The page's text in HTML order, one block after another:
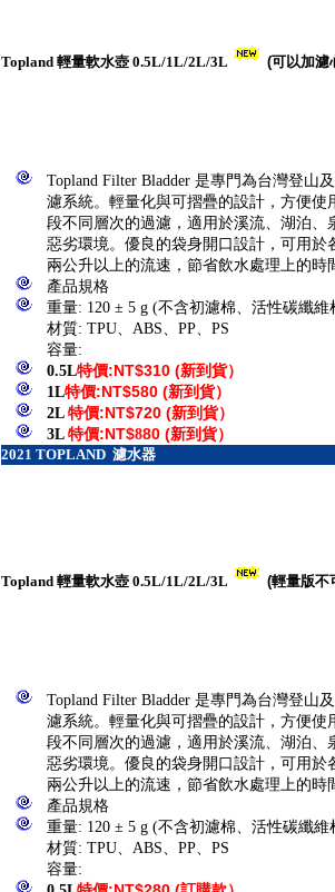
Topland 輕量軟水壺 0.5L/1L/2L/3L (可以加濾
Topland Filter Bladder 是專門為台灣登山
濾系統。輕量化與可摺疊的設計，方便使
段不同層次的過濾，適用於溪流、湖泊、
惡劣環境。優良的袋身開口設計，可用於
兩公升以上的流速，節省飲水處理上的時
產品規格
重量: 120 ± 5 g (不含初濾棉、活性碳纖維
材質: TPU、ABS、PP、PS
容量:
0.5L特價:NT$310 (新到貨）
1L特價:NT$580 (新到貨）
2L特價:NT$720 (新到貨）
3L特價:NT$880 (新到貨）
2021 TOPLAND 濾水器
Topland 輕量軟水壺 0.5L/1L/2L/3L (輕量版不
Topland Filter Bladder 是專門為台灣登山
濾系統。輕量化與可摺疊的設計，方便使
段不同層次的過濾，適用於溪流、湖泊、
惡劣環境。優良的袋身開口設計，可用於
兩公升以上的流速，節省飲水處理上的時
產品規格
重量: 120 ± 5 g (不含初濾棉、活性碳纖維
材質: TPU、ABS、PP、PS
容量: